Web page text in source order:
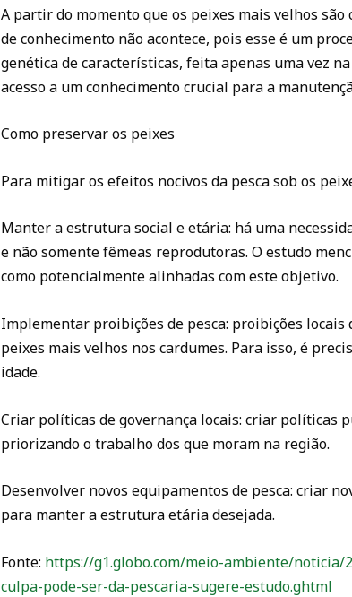
A partir do momento que os peixes mais velhos
de conhecimento não acontece, pois esse é um
genética de características, feita apenas uma vez
acesso a um conhecimento crucial para a
Como preservar os peixes
Para mitigar os efeitos nocivos da pesca sob os
Manter a estrutura social e etária: há uma
e não somente fêmeas reprodutoras. O estudo
como potencialmente alinhadas com este objetivo.
Implementar proibições de pesca: proibições
peixes mais velhos nos cardumes. Para isso, é
idade.
Criar políticas de governança locais: criar políticas
priorizando o trabalho dos que moram na região.
Desenvolver novos equipamentos de pesca: criar
para manter a estrutura etária desejada.
Fonte: https://g1.globo.com/meio-ambiente/
culpa-pode-ser-da-pescaria-sugere-estudo.ghtml